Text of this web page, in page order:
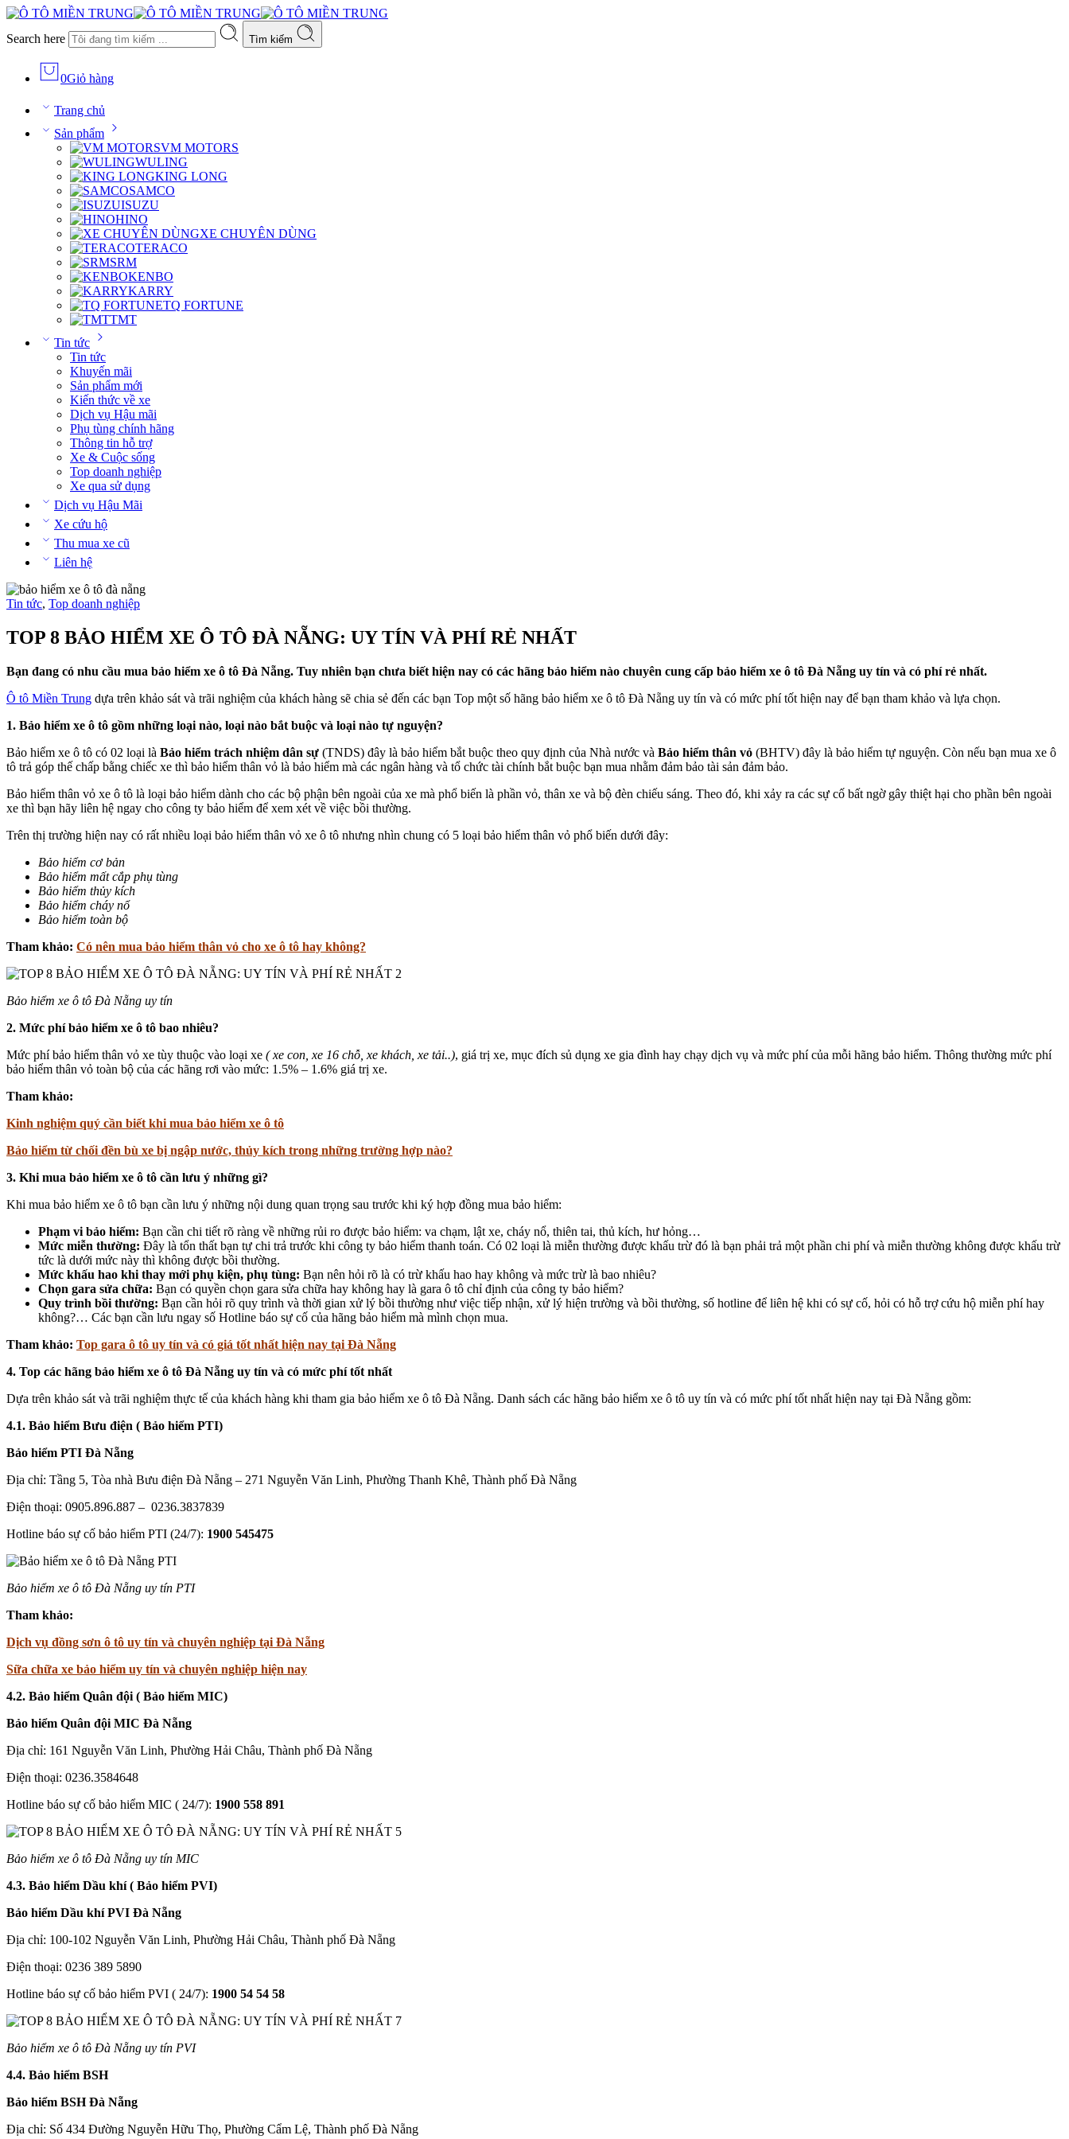
Search here Tìm kiếm
0Giỏ hàng
Trang chủ
Sản phẩm
VM MOTORS
WULING
KING LONG
SAMCO
ISUZU
HINO
XE CHUYÊN DÙNG
TERACO
SRM
KENBO
KARRY
TQ FORTUNE
TMT
Tin tức
Tin tức
Khuyến mãi
Sản phẩm mới
Kiến thức về xe
Dịch vụ Hậu mãi
Phụ tùng chính hãng
Thông tin hỗ trợ
Xe & Cuộc sống
Top doanh nghiệp
Xe qua sử dụng
Dịch vụ Hậu Mãi
Xe cứu hộ
Thu mua xe cũ
Liên hệ
Tin tức, Top doanh nghiệp
TOP 8 BẢO HIỂM XE Ô TÔ ĐÀ NẴNG: UY TÍN VÀ PHÍ RẺ NHẤT
Bạn đang có nhu cầu mua bảo hiểm xe ô tô Đà Nẵng. Tuy nhiên bạn chưa biết hiện nay có các hãng bảo hiểm nào chuyên cung cấp bảo hiểm xe ô tô Đà Nẵng uy tín và có phí rẻ nhất.
Ô tô Miền Trung dựa trên khảo sát và trãi nghiệm của khách hàng sẽ chia sẻ đến các bạn Top một số hãng bảo hiểm xe ô tô Đà Nẵng uy tín và có mức phí tốt hiện nay để bạn tham khảo và lựa chọn.
1. Bảo hiểm xe ô tô gồm những loại nào, loại nào bắt buộc và loại nào tự nguyện?
Bảo hiểm xe ô tô có 02 loại là Bảo hiểm trách nhiệm dân sự (TNDS) đây là bảo hiểm bắt buộc theo quy định của Nhà nước và Bảo hiểm thân vỏ (BHTV) đây là bảo hiểm tự nguyện. Còn nếu bạn mua xe ô
tô trả góp thế chấp bằng chiếc xe thì bảo hiểm thân vỏ là bảo hiểm mà các ngân hàng và tổ chức tài chính bắt buộc bạn mua nhằm đảm bảo tài sản đảm bảo.
Bảo hiểm thân vỏ xe ô tô là loại bảo hiểm dành cho các bộ phận bên ngoài của xe mà phổ biến là phần vỏ, thân xe và bộ đèn chiếu sáng. Theo đó, khi xảy ra các sự cố bất ngờ gây thiệt hại cho phần bên ngoài
xe thì bạn hãy liên hệ ngay cho công ty bảo hiểm để xem xét về việc bồi thường.
Trên thị trường hiện nay có rất nhiều loại bảo hiểm thân vỏ xe ô tô nhưng nhìn chung có 5 loại bảo hiểm thân vỏ phổ biến dưới đây:
Bảo hiểm cơ bản
Bảo hiểm mất cắp phụ tùng
Bảo hiểm thủy kích
Bảo hiểm cháy nổ
Bảo hiểm toàn bộ
Tham khảo: Có nên mua bảo hiểm thân vỏ cho xe ô tô hay không?
Bảo hiểm xe ô tô Đà Nẵng uy tín
2. Mức phí bảo hiểm xe ô tô bao nhiêu?
Mức phí bảo hiểm thân vỏ xe tùy thuộc vào loại xe ( xe con, xe 16 chỗ, xe khách, xe tải..), giá trị xe, mục đích sủ dụng xe gia đình hay chạy dịch vụ và mức phí của mỗi hãng bảo hiểm. Thông thường mức phí
bảo hiểm thân vỏ toàn bộ của các hãng rơi vào mức: 1.5% – 1.6% giá trị xe.
Tham khảo:
Kinh nghiệm quý cần biết khi mua bảo hiểm xe ô tô
Bảo hiểm từ chối đền bù xe bị ngập nước, thủy kích trong những trường hợp nào?
3. Khi mua bảo hiểm xe ô tô cần lưu ý những gì?
Khi mua bảo hiểm xe ô tô bạn cần lưu ý những nội dung quan trọng sau trước khi ký hợp đồng mua bảo hiểm:
Phạm vi bảo hiểm: Bạn cần chi tiết rõ ràng về những rủi ro được bảo hiểm: va chạm, lật xe, cháy nổ, thiên tai, thủ kích, hư hỏng…
Mức miễn thường: Đây là tổn thất bạn tự chi trả trước khi công ty bảo hiểm thanh toán. Có 02 loại là miễn thường được khấu trừ đó là bạn phải trả một phần chi phí và miễn thường không được khấu trừ
tức là dưới mức này thì không được bồi thường.
Mức khấu hao khi thay mới phụ kiện, phụ tùng: Bạn nên hỏi rõ là có trừ khấu hao hay không và mức trừ là bao nhiêu?
Chọn gara sửa chữa: Bạn có quyền chọn gara sửa chữa hay không hay là gara ô tô chỉ định của công ty bảo hiểm?
Quy trình bồi thường: Bạn cần hỏi rõ quy trình và thời gian xử lý bồi thường như việc tiếp nhận, xử lý hiện trường và bồi thường, số hotline để liên hệ khi có sự cố, hỏi có hỗ trợ cứu hộ miễn phí hay
không?… Các bạn cần lưu ngay số Hotline báo sự cố của hãng bảo hiểm mà mình chọn mua.
Tham khảo: Top gara ô tô uy tín và có giá tốt nhất hiện nay tại Đà Nẵng
4. Top các hãng bảo hiểm xe ô tô Đà Nẵng uy tín và có mức phí tốt nhất
Dựa trên khảo sát và trãi nghiệm thực tế của khách hàng khi tham gia bảo hiểm xe ô tô Đà Nẵng. Danh sách các hãng bảo hiểm xe ô tô uy tín và có mức phí tốt nhất hiện nay tại Đà Nẵng gồm:
4.1. Bảo hiểm Bưu điện ( Bảo hiểm PTI)
Bảo hiểm PTI Đà Nẵng
Địa chỉ: Tầng 5, Tòa nhà Bưu điện Đà Nẵng – 271 Nguyễn Văn Linh, Phường Thanh Khê, Thành phố Đà Nẵng
Điện thoại: 0905.896.887 – 0236.3837839
Hotline báo sự cố bảo hiểm PTI (24/7): 1900 545475
Bảo hiểm xe ô tô Đà Nẵng uy tín PTI
Tham khảo:
Dịch vụ đồng sơn ô tô uy tín và chuyên nghiệp tại Đà Nẵng
Sữa chữa xe bảo hiểm uy tín và chuyên nghiệp hiện nay
4.2. Bảo hiểm Quân đội ( Bảo hiểm MIC)
Bảo hiểm Quân đội MIC Đà Nẵng
Địa chỉ: 161 Nguyễn Văn Linh, Phường Hải Châu, Thành phố Đà Nẵng
Điện thoại: 0236.3584648
Hotline báo sự cố bảo hiểm MIC ( 24/7): 1900 558 891
Bảo hiểm xe ô tô Đà Nẵng uy tín MIC
4.3. Bảo hiểm Dầu khí ( Bảo hiểm PVI)
Bảo hiểm Dầu khí PVI Đà Nẵng
Địa chỉ: 100-102 Nguyễn Văn Linh, Phường Hải Châu, Thành phố Đà Nẵng
Điện thoại: 0236 389 5890
Hotline báo sự cố bảo hiểm PVI ( 24/7): 1900 54 54 58
Bảo hiểm xe ô tô Đà Nẵng uy tín PVI
4.4. Bảo hiểm BSH
Bảo hiểm BSH Đà Nẵng
Địa chỉ: Số 434 Đường Nguyễn Hữu Thọ, Phường Cẩm Lệ, Thành phố Đà Nẵng